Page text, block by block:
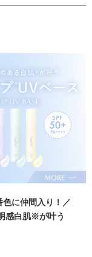
に仲間入り！／
感白肌※が叶う